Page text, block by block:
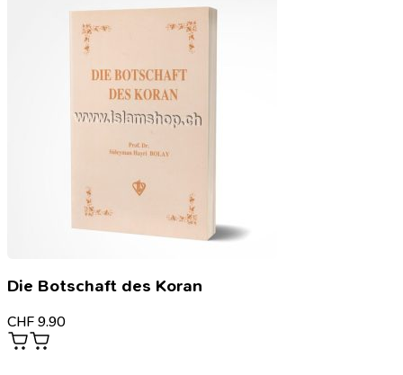
Die Botschaft des Koran
CHF 9.90